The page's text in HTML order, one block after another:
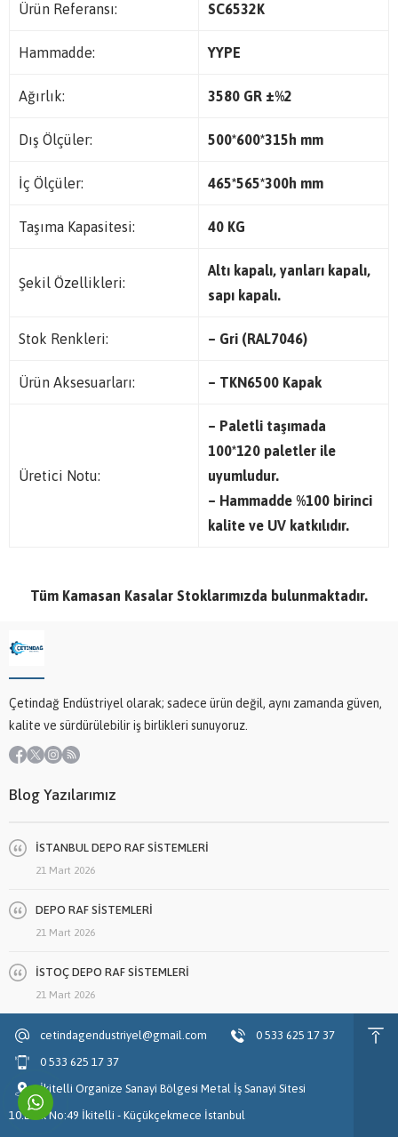
Ürün Referansı: SC6532K
Hammadde: YYPE
Ağırlık: 3580 GR ±%2
Dış Ölçüler: 500*600*315h mm
İç Ölçüler: 465*565*300h mm
Taşıma Kapasitesi: 40 KG
Şekil Özellikleri:
Altı kapalı, yanları kapalı,
sapı kapalı.
Stok Renkleri: – Gri (RAL7046)
Ürün Aksesuarları: – TKN6500 Kapak
Üretici Notu:
– Paletli taşımada
100*120 paletler ile
uyumludur.
– Hammadde %100 birinci
kalite ve UV katkılıdır.
Tüm Kamasan Kasalar Stoklarımızda bulunmaktadır.
Çetindağ Endüstriyel olarak; sadece ürün değil, aynı zamanda güven,
kalite ve sürdürülebilir iş birlikleri sunuyoruz.
Blog Yazılarımız
İSTANBUL DEPO RAF SİSTEMLERİ
21 Mart 2026
DEPO RAF SİSTEMLERİ
21 Mart 2026
İSTOÇ DEPO RAF SİSTEMLERİ
21 Mart 2026
cetindagendustriyel@gmail.com
0 533 625 17 37
0 533 625 17 37
İkitelli Organize Sanayi Bölgesi Metal İş Sanayi Sitesi
10.Blok No:49 İkitelli - Küçükçekmece İstanbul